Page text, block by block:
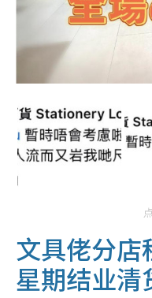
文具佬分店
星期结业清